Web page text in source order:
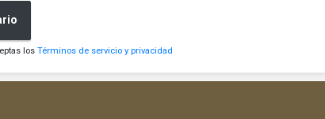
losTérminos de servicio y privacidad